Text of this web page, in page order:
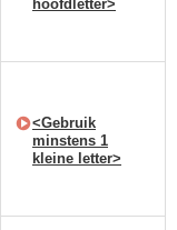
hoofdletter>
<Gebruik
minstens 1
kleine letter>